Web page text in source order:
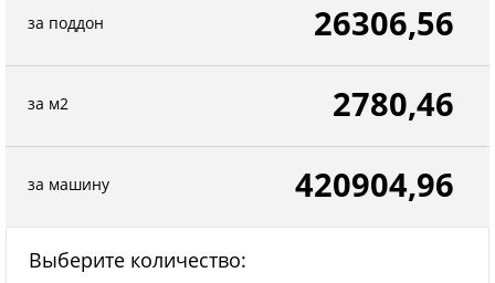
за поддон 26306,56
за м2 2780,46
за машину 420904,96
Выберите количество: